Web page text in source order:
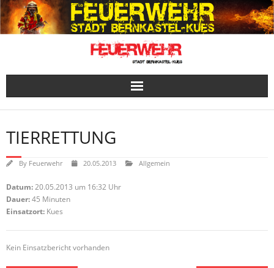
Skip
to
content
TIERRETTUNG
By Feuerwehr 20.05.2013 Allgemein
Datum:20.05.2013 um 16:32 Uhr
Dauer:45 Minuten
Einsatzort: Kues
Kein Einsatzbericht vorhanden